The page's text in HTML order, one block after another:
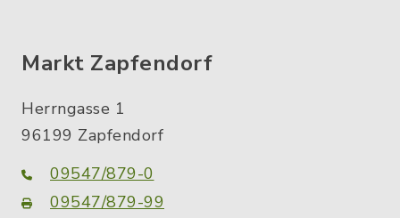
Markt Zapfendorf
Herrngasse 1
96199 Zapfendorf
09547/879-0
09547/879-99